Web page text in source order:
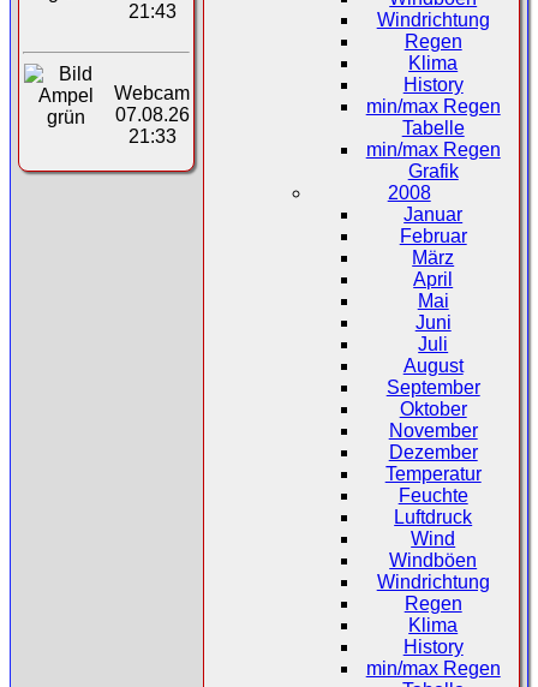
21:43
Webcam
07.08.26
21:33
Windrichtung
Regen
Klima
History
min/max Regen
Tabelle
min/max Regen
Grafik
2008
Januar
Februar
März
April
Mai
Juni
Juli
August
September
Oktober
November
Dezember
Temperatur
Feuchte
Luftdruck
Wind
Windböen
Windrichtung
Regen
Klima
History
min/max Regen